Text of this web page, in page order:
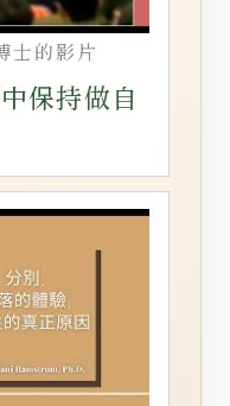
士的影片
保持做自